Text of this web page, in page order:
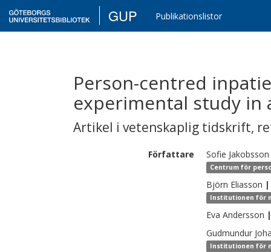
GUP Publikationslistor
Person-centred
experimental study in
Artikel i vetenskaplig tidskrift,
Författare Sofie Jakobsson
Centrum för
Björn Eliasson |
Institutionen för
Eva Andersson |
Gudmundur
Institutionen för